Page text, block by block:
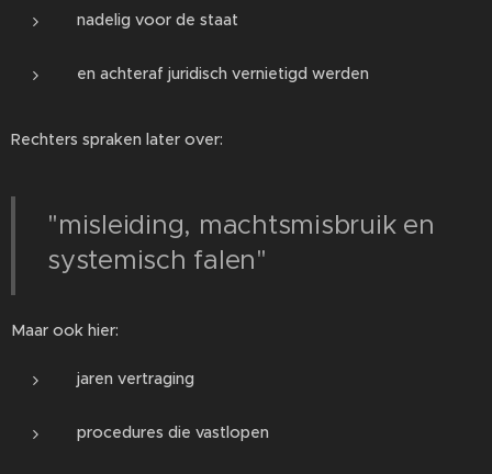
nadelig voor de staat
en achteraf juridisch vernietigd werden
Rechters spraken later over:
"misleiding, machtsmisbruik en
systemisch falen"
Maar ook hier:
jaren vertraging
procedures die vastlopen